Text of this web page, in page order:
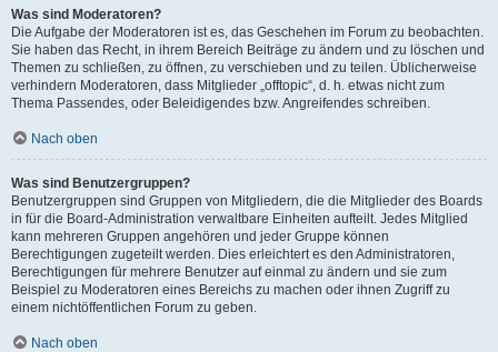
Was sind Moderatoren?
Die Aufgabe der Moderatoren ist es, das Geschehen im Forum zu beobachten.
Sie haben das Recht, in ihrem Bereich Beiträge zu ändern und zu löschen und
Themen zu schließen, zu öffnen, zu verschieben und zu teilen. Üblicherweise
verhindern Moderatoren, dass Mitglieder „offtopic“, d. h. etwas nicht zum
Thema Passendes, oder Beleidigendes bzw. Angreifendes schreiben.
Nach oben
Was sind Benutzergruppen?
Benutzergruppen sind Gruppen von Mitgliedern, die die Mitglieder des Boards
in für die Board-Administration verwaltbare Einheiten aufteilt. Jedes Mitglied
kann mehreren Gruppen angehören und jeder Gruppe können
Berechtigungen zugeteilt werden. Dies erleichtert es den Administratoren,
Berechtigungen für mehrere Benutzer auf einmal zu ändern und sie zum
Beispiel zu Moderatoren eines Bereichs zu machen oder ihnen Zugriff zu
einem nichtöffentlichen Forum zu geben.
Nach oben